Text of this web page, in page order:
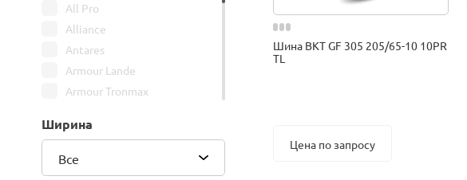
All Pro
Alliance
Antares
Armour Lande
Armour Tronmax
ATIRE
Bars
Ширина
Все
Шина BKT GF 305 205/65-10 10PR
TL
Цена по запросу